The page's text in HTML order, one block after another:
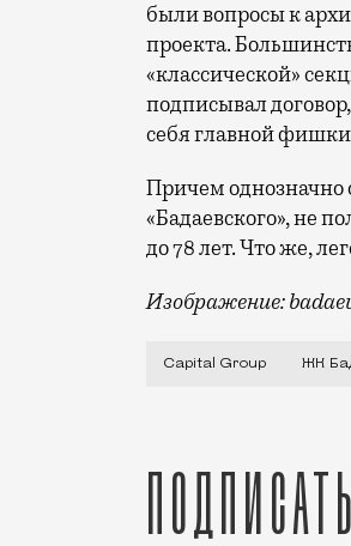
были вопросы к
проекта.
«классической»
подписывал
себя главной
Причем однозначно
«Бадаевского», не
до 78 лет. Что же,
Изображение:
Девелопер Capital
Capital Group ЖК